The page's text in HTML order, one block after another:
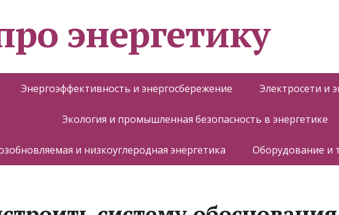
энергетику
Энергоэффективность и энергосбережение Электросети и
Экология и промышленная безопасность в энергетике
и низкоуглеродная энергетика Оборудование и